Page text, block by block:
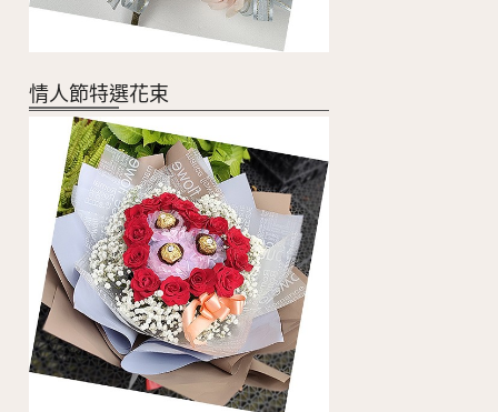
情人節特選花束